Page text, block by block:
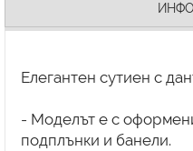
Елегантен сутиен с
- Моделът е с
подплънки и банели.